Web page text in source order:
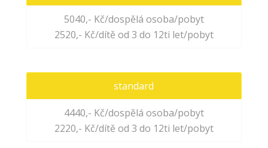
5040,- Kč/dospělá osoba/pobyt
2520,- Kč/dítě od 3 do 12ti let/pobyt
standard
4440,- Kč/dospělá osoba/pobyt
2220,- Kč/dítě od 3 do 12ti let/pobyt